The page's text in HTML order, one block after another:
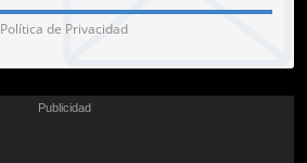
Política de Privacidad